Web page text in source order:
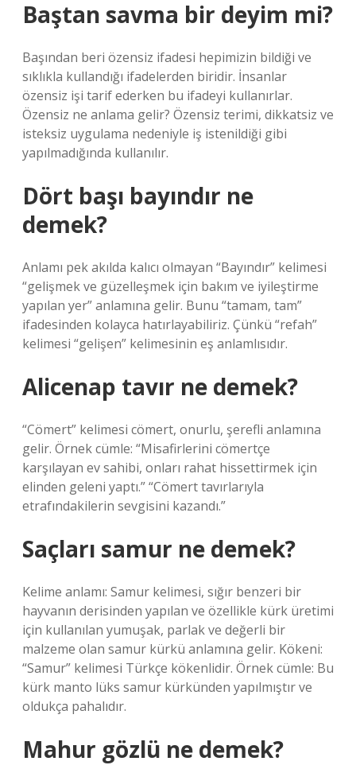
Baştan savma bir deyim mi?
Başından beri özensiz ifadesi hepimizin bildiği ve
sıklıkla kullandığı ifadelerden biridir. İnsanlar
özensiz işi tarif ederken bu ifadeyi kullanırlar.
Özensiz ne anlama gelir? Özensiz terimi, dikkatsiz ve
isteksiz uygulama nedeniyle iş istenildiği gibi
yapılmadığında kullanılır.
Dört başı bayındır ne
demek?
Anlamı pek akılda kalıcı olmayan “Bayındır” kelimesi
“gelişmek ve güzelleşmek için bakım ve iyileştirme
yapılan yer” anlamına gelir. Bunu “tamam, tam”
ifadesinden kolayca hatırlayabiliriz. Çünkü “refah”
kelimesi “gelişen” kelimesinin eş anlamlısıdır.
Alicenap tavır ne demek?
“Cömert” kelimesi cömert, onurlu, şerefli anlamına
gelir. Örnek cümle: “Misafirlerini cömertçe
karşılayan ev sahibi, onları rahat hissettirmek için
elinden geleni yaptı.” “Cömert tavırlarıyla
etrafındakilerin sevgisini kazandı.”
Saçları samur ne demek?
Kelime anlamı: Samur kelimesi, sığır benzeri bir
hayvanın derisinden yapılan ve özellikle kürk üretimi
için kullanılan yumuşak, parlak ve değerli bir
malzeme olan samur kürkü anlamına gelir. Kökeni:
“Samur” kelimesi Türkçe kökenlidir. Örnek cümle: Bu
kürk manto lüks samur kürkünden yapılmıştır ve
oldukça pahalıdır.
Mahur gözlü ne demek?